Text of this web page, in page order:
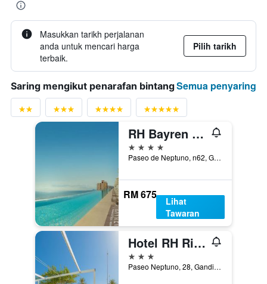
Masukkan tarikh perjalanan
anda untuk mencari harga
terbaik.
Pilih tarikh
Saring mengikut penarafan bintangSemua penyaring
RH Bayren Hotel & Spa
4 bintang
Paseo de Neptuno, n62, Gandia, Valencia, Sepanyol
RM 675
Lihat
Tawaran
Hotel RH Riviera
3 bintang
Paseo Neptuno, 28, Gandia, Valencia, Sepanyol